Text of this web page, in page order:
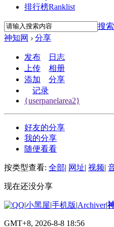
排行榜Ranklist
搜索
神知网 › 分享
发布
日志
上传
相册
添加
分享
记录
{userpanelarea2}
好友的分享
我的分享
随便看看
按类型查看: 全部| 网址| 视频|
现在还没分享
|小黑屋|手机版|Archiver|
GMT+8, 2026-8-8 18:56